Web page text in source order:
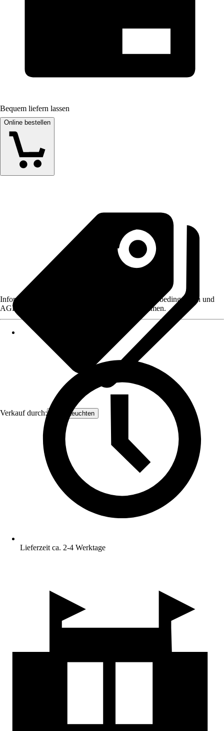
Bequem liefern lassen
Online bestellen
Verkauf durch: Näve Leuchten
Informationen des Verkäufers, wie z. B. Rückgabebedingungen und
AGB, finden Sie bei Klick auf den Verkäufernamen.
Lieferzeit ca. 2-4 Werktage